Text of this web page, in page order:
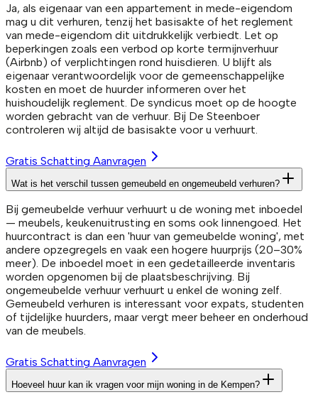
Ja, als eigenaar van een appartement in mede-eigendom
mag u dit verhuren, tenzij het basisakte of het reglement
van mede-eigendom dit uitdrukkelijk verbiedt. Let op
beperkingen zoals een verbod op korte termijnverhuur
(Airbnb) of verplichtingen rond huisdieren. U blijft als
eigenaar verantwoordelijk voor de gemeenschappelijke
kosten en moet de huurder informeren over het
huishoudelijk reglement. De syndicus moet op de hoogte
worden gebracht van de verhuur. Bij De Steenboer
controleren wij altijd de basisakte voor u verhuurt.
Gratis Schatting Aanvragen
Wat is het verschil tussen gemeubeld en ongemeubeld verhuren?
Bij gemeubelde verhuur verhuurt u de woning met inboedel
— meubels, keukenuitrusting en soms ook linnengoed. Het
huurcontract is dan een 'huur van gemeubelde woning', met
andere opzegregels en vaak een hogere huurprijs (20–30%
meer). De inboedel moet in een gedetailleerde inventaris
worden opgenomen bij de plaatsbeschrijving. Bij
ongemeubelde verhuur verhuurt u enkel de woning zelf.
Gemeubeld verhuren is interessant voor expats, studenten
of tijdelijke huurders, maar vergt meer beheer en onderhoud
van de meubels.
Gratis Schatting Aanvragen
Hoeveel huur kan ik vragen voor mijn woning in de Kempen?